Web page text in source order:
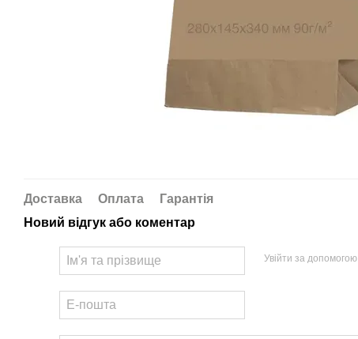
Доставка Оплата
Гарантія
Новий відгук або коментар
Увійти за допомогою